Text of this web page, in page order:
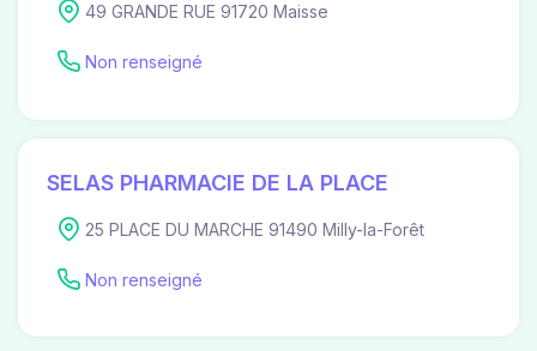
49 GRANDE RUE 91720 Maisse
Non renseigné
SELAS PHARMACIE DE LA PLACE
25 PLACE DU MARCHE 91490 Milly-la-Forêt
Non renseigné